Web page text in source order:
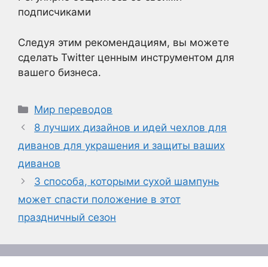
подписчиками
Следуя этим рекомендациям, вы можете
сделать Twitter ценным инструментом для
вашего бизнеса.
Рубрики
Мир переводов
8 лучших дизайнов и идей чехлов для
диванов для украшения и защиты ваших
диванов
3 способа, которыми сухой шампунь
может спасти положение в этот
праздничный сезон